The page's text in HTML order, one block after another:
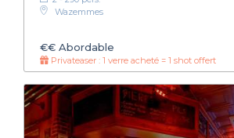
Wazemmes
€€ Abordable
Privateaser : 1 verre acheté = 1 shot offert